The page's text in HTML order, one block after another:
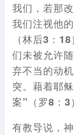
我们 ， 若那
我们注视他
（林后3 ： 18）
们未被允许
弃不当的动机
突。 藉着耶
案” （ 罗8 ： 3）
有教导说 ，